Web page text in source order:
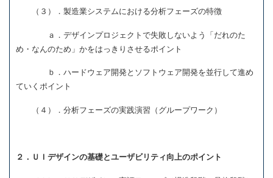
（３）．製造業システムにおける分析フェーズの特徴
ａ．デザインプロジェクトで失敗しないよう「だれのた
め・なんのため」かをはっきりさせるポイント
ｂ．ハードウェア開発とソフトウェア開発を並行して進め
ていくポイント
（４）．分析フェーズの実践演習（グループワーク）
２．ＵＩデザインの基礎とユーザビリティ向上のポイント